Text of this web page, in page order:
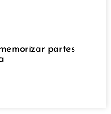
partes